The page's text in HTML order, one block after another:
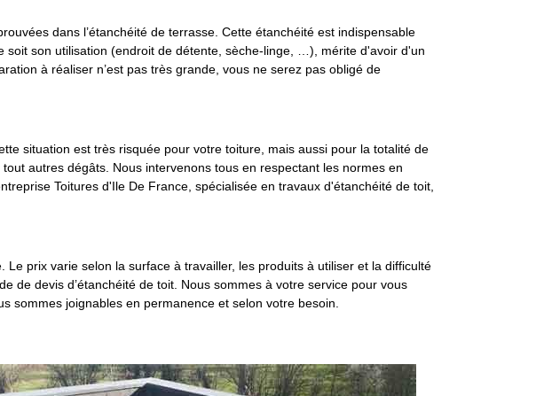
dans l’étanchéité de terrasse. Cette étanchéité est indispensable
son utilisation (endroit de détente, sèche-linge, …), mérite d'avoir d'un
à réaliser n’est pas très grande, vous ne serez pas obligé de
situation est très risquée pour votre toiture, mais aussi pour la totalité de
autres dégâts. Nous intervenons tous en respectant les normes en
Toitures d'Ile De France, spécialisée en travaux d'étanchéité de toit,
prix varie selon la surface à travailler, les produits à utiliser et la difficulté
de devis d’étanchéité de toit. Nous sommes à votre service pour vous
sommes joignables en permanence et selon votre besoin.